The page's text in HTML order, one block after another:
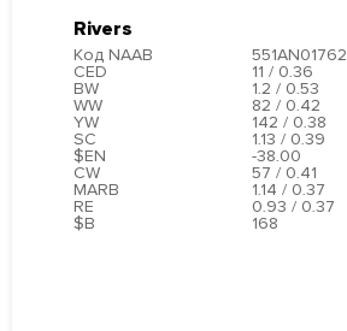
Rivers
Код NAAB
551AN01762
CED
11 / 0.36
BW
1.2 / 0.53
WW
82 / 0.42
YW
142 / 0.38
SC
1.13 / 0.39
$EN
-38.00
CW
57 / 0.41
MARB
1.14 / 0.37
RE
0.93 / 0.37
$B
168